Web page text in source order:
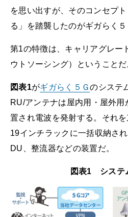
を思い出すが、そのコンセプ
る」を踏襲したのがギガらく５
第1の特徴は、キャリアグレー
ウトソーシング）ということだ
図表1がギガらく５Ｇのシステ
RU/アンテナは屋内用・屋外
置され電波を発射する。それを
19インチラックに一括収納さ
DU、整流器などの装置だ。
図表1 システ